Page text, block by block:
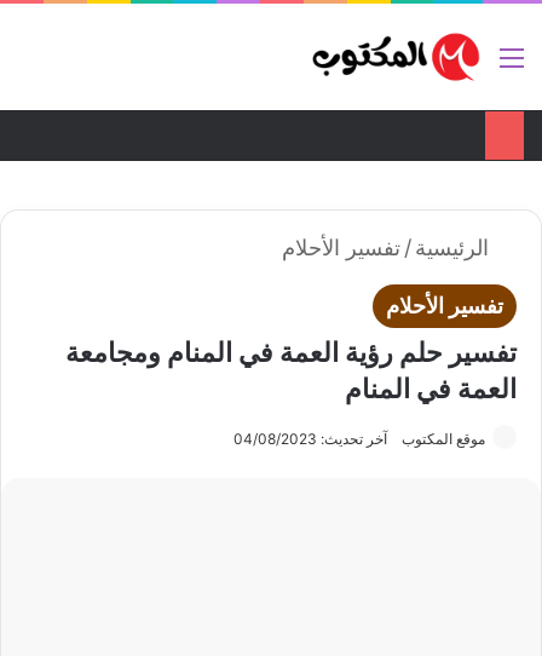
القائمة
الرئيسية/تفسير الأحلام
تفسير الأحلام
تفسير حلم رؤية العمة في المنام ومجامعة
العمة في المنام
موقع المكتوب آخر تحديث: 04/08/2023
ضع اعلانك هنا